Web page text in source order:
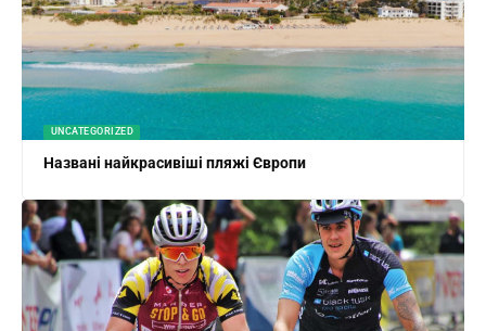
UNCATEGORIZED
Названі найкрасивіші пляжі Європи